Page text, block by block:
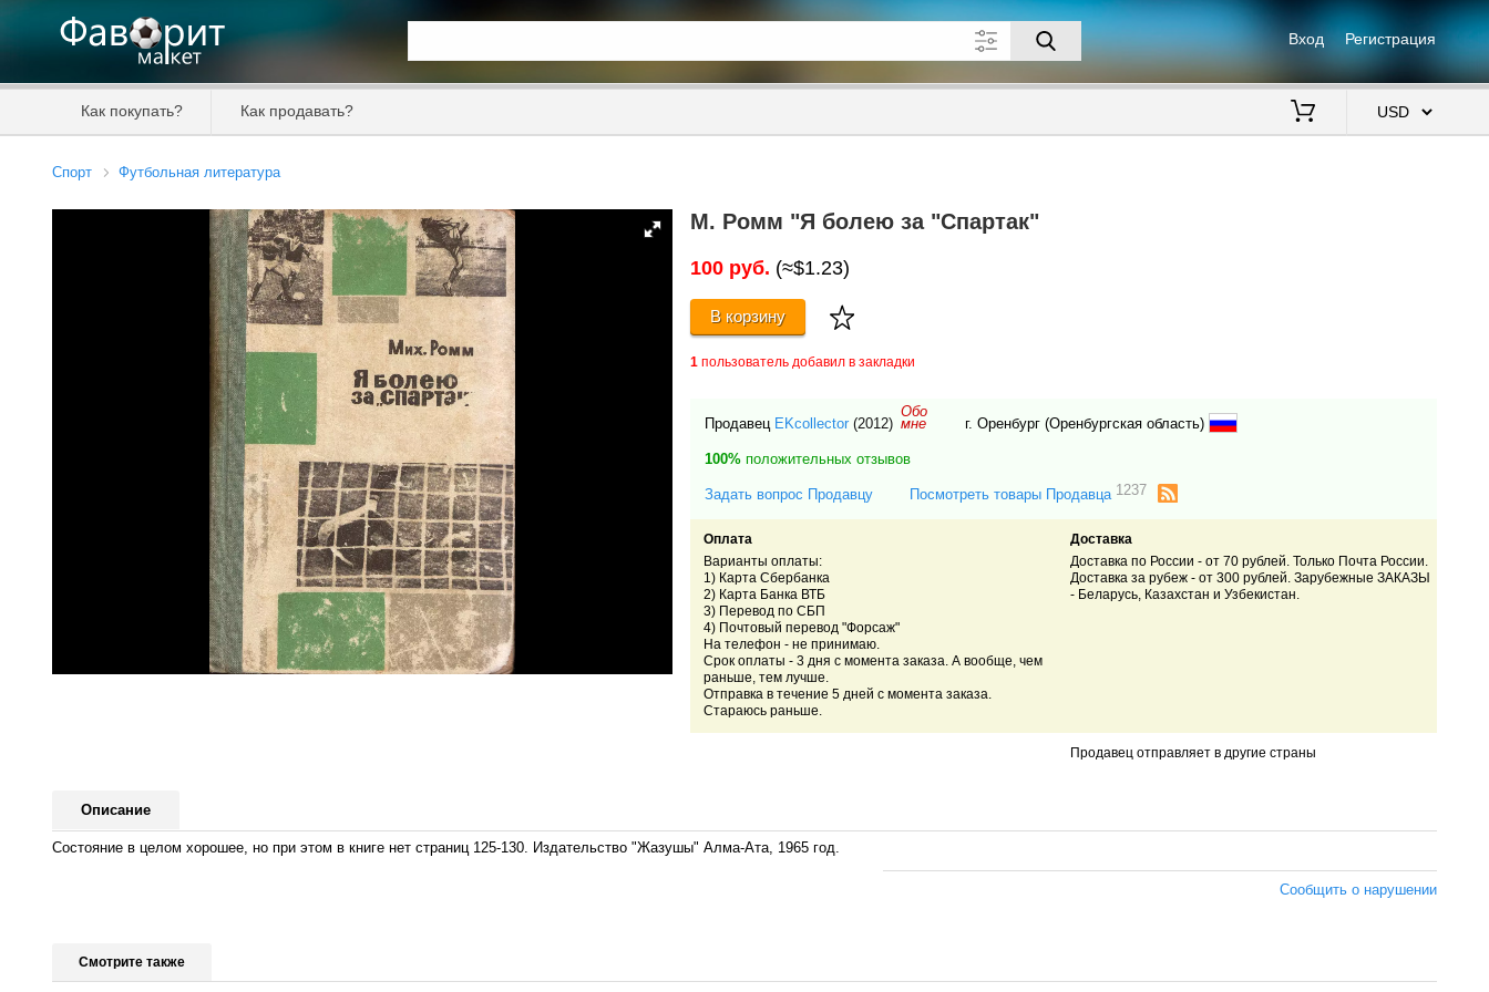
Вход Регистрация
Как покупать? Как продавать?
Спорт Футбольная литература
М. Ромм "Я болею за "Спартак"
100 руб. (≈$1.23)
В корзину
1 пользователь добавил в закладки
Продавец EKcollector (2012)
Обо
мне г. Оренбург (Оренбургская область)
100% положительных отзывов
Задать вопрос Продавцу Посмотреть товары Продавца 1237
Оплата
Варианты оплаты:
1) Карта Сбербанка
2) Карта Банка ВТБ
3) Перевод по СБП
4) Почтовый перевод "Форсаж"
На телефон - не принимаю.
Срок оплаты - 3 дня с момента заказа. А вообще, чем
раньше, тем лучше.
Отправка в течение 5 дней с момента заказа.
Стараюсь раньше.
Доставка
Доставка по России - от 70 рублей. Только Почта России.
Доставка за рубеж - от 300 рублей. Зарубежные ЗАКАЗЫ
- Беларусь, Казахстан и Узбекистан.
Продавец отправляет в другие страны
Описание
Состояние в целом хорошее, но при этом в книге нет страниц 125-130. Издательство "Жазушы" Алма-Ата, 1965 год.
Сообщить о нарушении
Смотрите также